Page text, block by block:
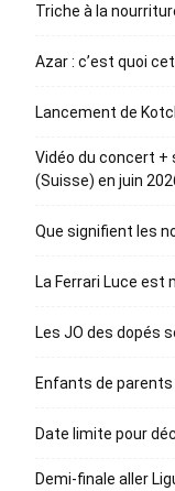
Triche à la
Azar : c’est quoi
Lancement de
Vidéo du concert +
(Suisse) en juin
Que signifient les
La Ferrari Luce est
Les JO des dopés
Enfants de
Date limite pour
Demi-finale aller